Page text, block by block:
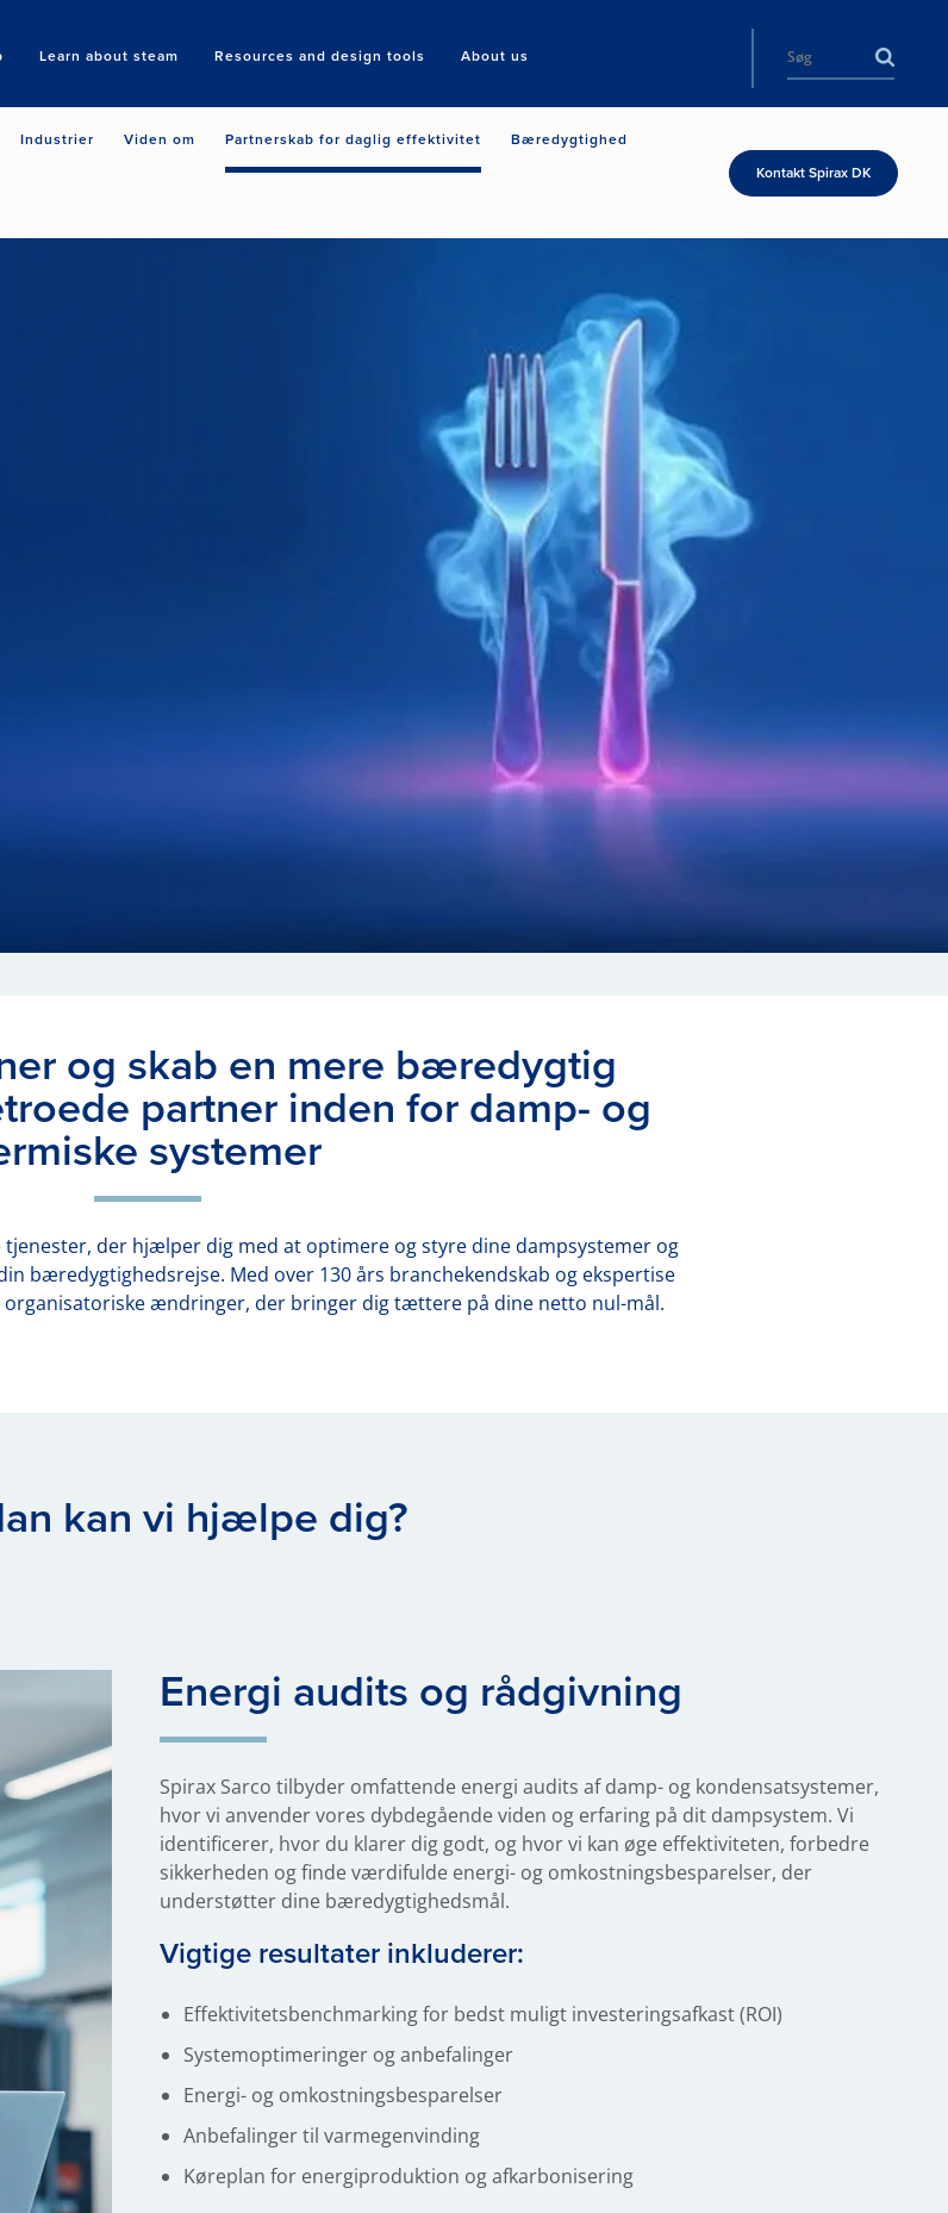
Learn about steam Resources and design tools About us
Search
Industrier Viden om Partnerskab for daglig effektivitet Bæredygtighed
Kontakt Spirax DK
og skab en mere bæredygtig
partner inden for damp- og
systemer
der hjælper dig med at optimere og styre dine dampsystemer og
bæredygtighedsrejse. Med over 130 års branchekendskab og ekspertise
organisatoriske ændringer, der bringer dig tættere på dine netto nul-mål.
kan vi hjælpe dig?
Energi audits og rådgivning
Spirax Sarco tilbyder omfattende energi audits af damp- og kondensatsystemer,
hvor vi anvender vores dybdegående viden og erfaring på dit dampsystem. Vi
identificerer, hvor du klarer dig godt, og hvor vi kan øge effektiviteten, forbedre
sikkerheden og finde værdifulde energi- og omkostningsbesparelser, der
understøtter dine bæredygtighedsmål.
Vigtige resultater inkluderer:
Effektivitetsbenchmarking for bedst muligt investeringsafkast (ROI)
Systemoptimeringer og anbefalinger
Energi- og omkostningsbesparelser
Anbefalinger til varmegenvinding
Køreplan for energiproduktion og afkarbonisering